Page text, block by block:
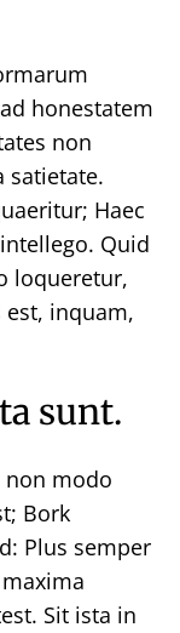
honestatem
non
satietate.
Haec
Quid
loqueretur,
est, inquam,
sunt.
non modo
Bork
Plus semper
Sit ista in